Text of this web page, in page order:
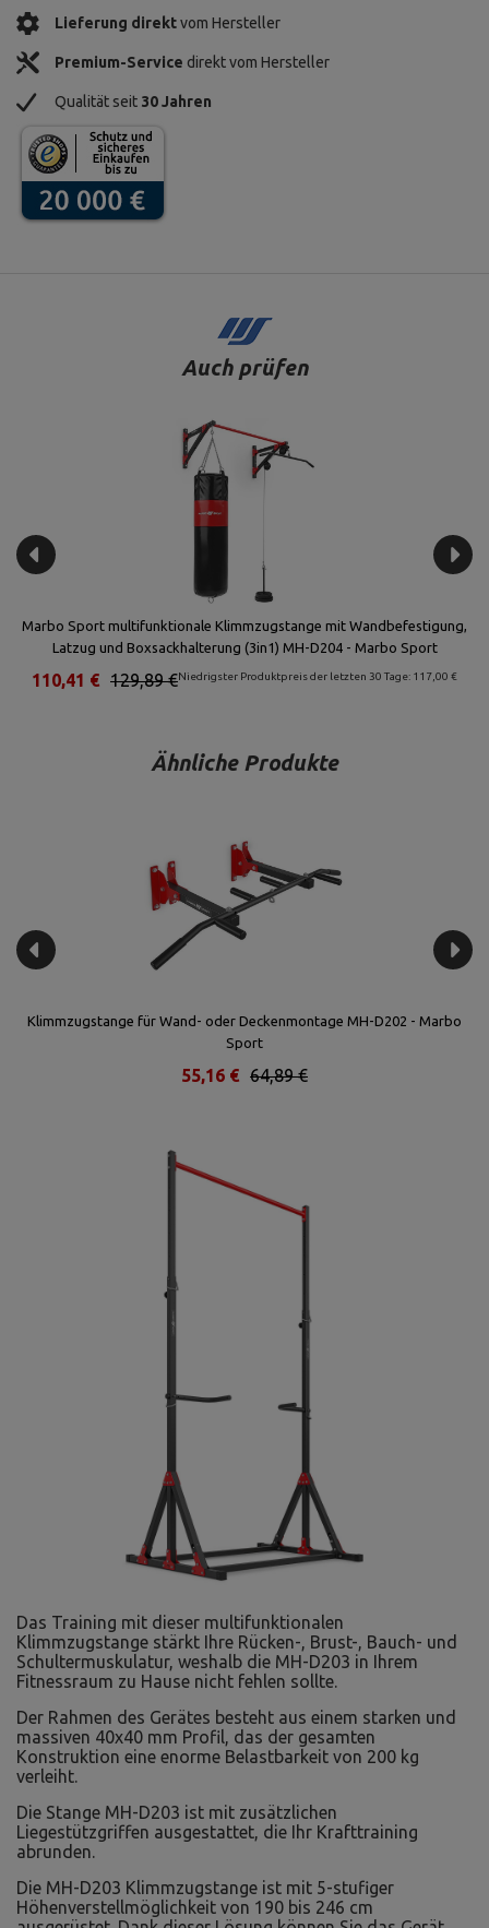
Lieferung direktvom Hersteller
Premium-Service direkt vom Hersteller
Qualität seit 30 Jahren
Auch prüfen
Marbo Sport multifunktionale Klimmzugstange mit Wandbefestigung,
Latzug und Boxsackhalterung (3in1) MH-D204 - Marbo Sport
Niedrigster Produktpreis der letzten 30 Tage: 117,00 €
129,89 €
110,41 €
Ähnliche Produkte
Klimmzugstange für Wand- oder Deckenmontage MH-D202 - Marbo
Sport
64,89 €
55,16 €
Das Training mit dieser multifunktionalen
Klimmzugstange stärkt Ihre Rücken-, Brust-, Bauch- und
Schultermuskulatur, weshalb die MH-D203 in Ihrem
Fitnessraum zu Hause nicht fehlen sollte.
Der Rahmen des Gerätes besteht aus einem starken und
massiven 40x40 mm Profil, das der gesamten
Konstruktion eine enorme Belastbarkeit von 200 kg
verleiht.
Die Stange MH-D203 ist mit zusätzlichen
Liegestützgriffen ausgestattet, die Ihr Krafttraining
abrunden.
Die MH-D203 Klimmzugstange ist mit 5-stufiger
Höhenverstellmöglichkeit von 190 bis 246 cm